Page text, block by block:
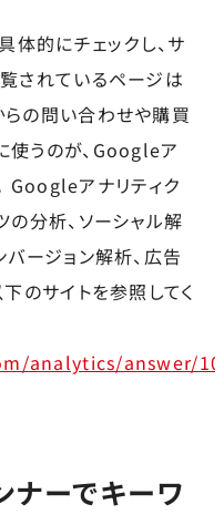
体的にチェックし、サ
されているページは
らの問い合わせや購買
使うのが、Googleア
Googleアナリティク
の分析、ソーシャル解
バージョン解析、広告
のサイトを参照してく
analytics/answer/
ナーでキーワ